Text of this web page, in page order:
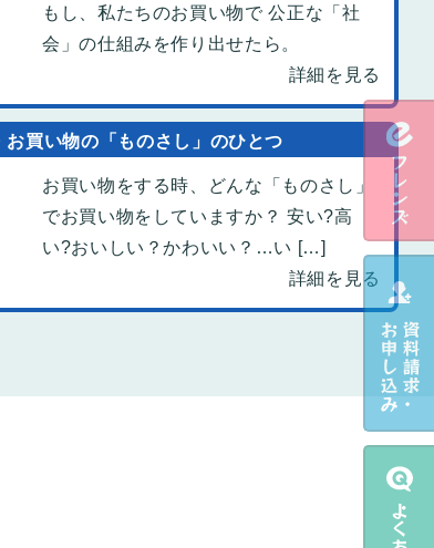
もし、私たちのお買い物で 公正な「社
会」の仕組みを作り出せたら。
詳細を見る
お買い物の「ものさし」のひとつ
お買い物をする時、どんな「ものさし」
でお買い物をしていますか？ 安い?高
い?おいしい？かわいい？…い […]
詳細を見る